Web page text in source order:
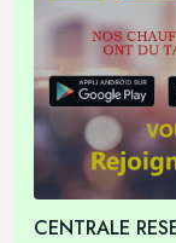
CENTRALE